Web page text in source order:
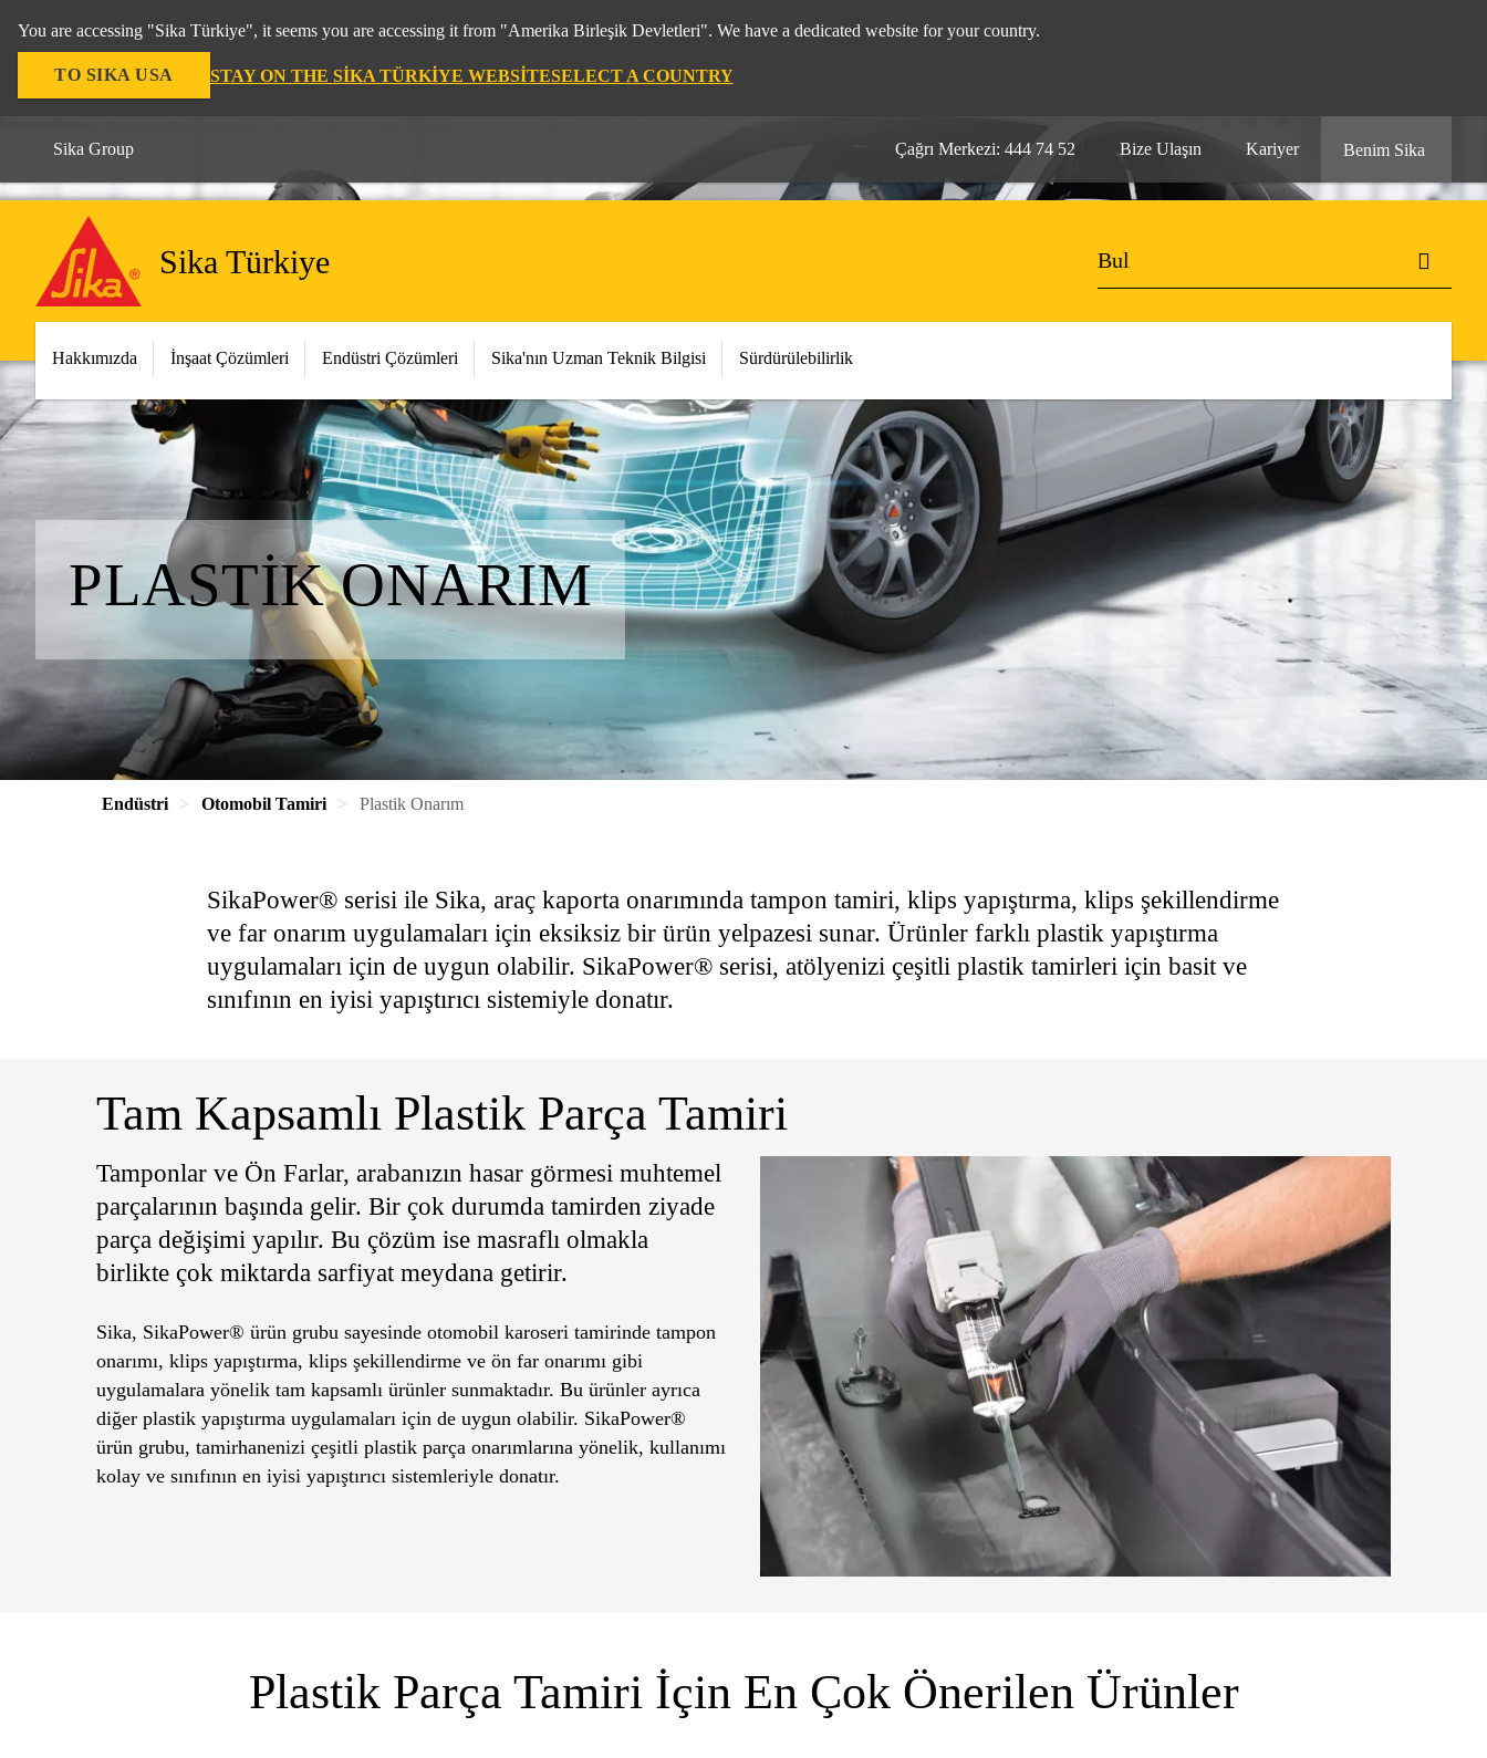
You are accessing "Sika Türkiye", it seems you are accessing it from "Amerika Birleşik Devletleri". We have a dedicated website for your country.
TO SIKA USA STAY ON THE SIKA TÜRKIYE WEBSITESELECT A COUNTRY
Sika Group Çağrı Merkezi: 444 74 52 Bize Ulaşın Kariyer Benim Sika
Sika Türkiye
Hakkımızda İnşaat Çözümleri Endüstri Çözümleri Sika'nın Uzman Teknik Bilgisi Sürdürülebilirlik
PLASTIK ONARIM
Endüstri Otomobil Tamiri Plastik Onarım
SikaPower® serisi ile Sika, araç kaporta onarımında tampon tamiri, klips yapıştırma, klips şekillendirme
ve far onarım uygulamaları için eksiksiz bir ürün yelpazesi sunar. Ürünler farklı plastik yapıştırma
uygulamaları için de uygun olabilir. SikaPower® serisi, atölyenizi çeşitli plastik tamirleri için basit ve
sınıfının en iyisi yapıştırıcı sistemiyle donatır.
Tam Kapsamlı Plastik Parça Tamiri
Tamponlar ve Ön Farlar, arabanızın hasar görmesi muhtemel
parçalarının başında gelir. Bir çok durumda tamirden ziyade
parça değişimi yapılır. Bu çözüm ise masraflı olmakla
birlikte çok miktarda sarfiyat meydana getirir.
Sika, SikaPower® ürün grubu sayesinde otomobil karoseri tamirinde tampon
onarımı, klips yapıştırma, klips şekillendirme ve ön far onarımı gibi
uygulamalara yönelik tam kapsamlı ürünler sunmaktadır. Bu ürünler ayrıca
diğer plastik yapıştırma uygulamaları için de uygun olabilir. SikaPower®
ürün grubu, tamirhanenizi çeşitli plastik parça onarımlarına yönelik, kullanımı
kolay ve sınıfının en iyisi yapıştırıcı sistemleriyle donatır.
Plastik Parça Tamiri İçin En Çok Önerilen Ürünler